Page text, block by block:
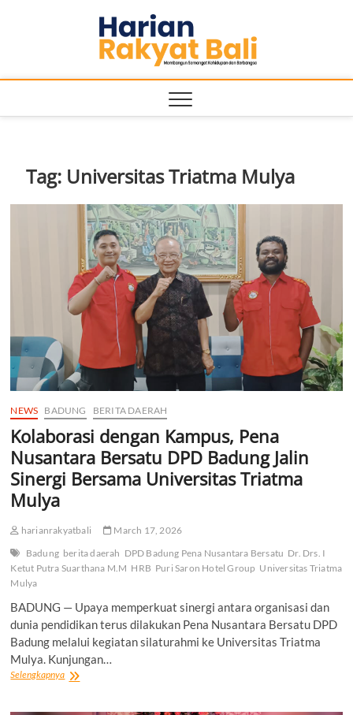
BERBANGSA
Tag: Universitas Triatma Mulya
NEWS BADUNG BERITA DAERAH
Kolaborasi dengan Kampus, Pena
Nusantara Bersatu DPD Badung Jalin
Sinergi Bersama Universitas Triatma
Mulya
harianrakyatbali
March 17, 2026
Badung berita daerah DPD Badung Pena Nusantara Bersatu Dr. Drs. I
Ketut Putra Suarthana M.M HRB Puri Saron Hotel Group Universitas Triatma
Mulya
BADUNG — Upaya memperkuat sinergi antara organisasi dan
dunia pendidikan terus dilakukan Pena Nusantara Bersatu DPD
Badung melalui kegiatan silaturahmi ke Universitas Triatma
Mulya. Kunjungan…
SelengkapnyaKolaborasi